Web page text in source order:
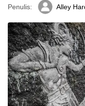
Penulis: Alley